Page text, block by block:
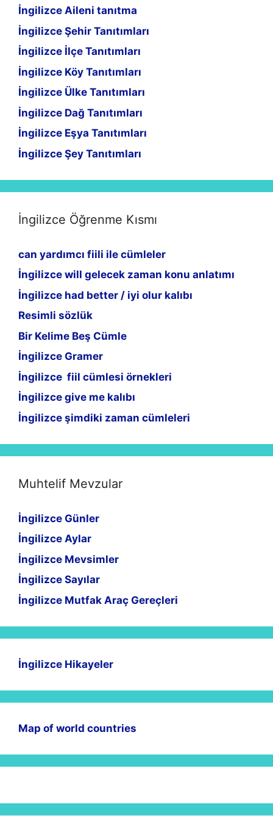
İngilizce Aileni tanıtma
İngilizce Şehir Tanıtımları
İngilizce İlçe Tanıtımları
İngilizce Köy Tanıtımları
İngilizce Ülke Tanıtımları
İngilizce Dağ Tanıtımları
İngilizce Eşya Tanıtımları
İngilizce Şey Tanıtımları
İngilizce Öğrenme Kısmı
can yardımcı fiili ile cümleler
İngilizce will gelecek zaman konu anlatımı
İngilizce had better / iyi olur kalıbı
Resimli sözlük
Bir Kelime Beş Cümle
İngilizce Gramer
İngilizce fiil cümlesi örnekleri
İngilizce give me kalıbı
İngilizce şimdiki zaman cümleleri
Muhtelif Mevzular
İngilizce Günler
İngilizce Aylar
İngilizce Mevsimler
İngilizce Sayılar
İngilizce Mutfak Araç Gereçleri
İngilizce Hikayeler
Map of world countries